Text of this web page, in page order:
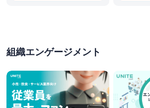
組織エンゲージメント